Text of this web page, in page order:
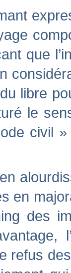
que
libre
le
civil
en
des
refus